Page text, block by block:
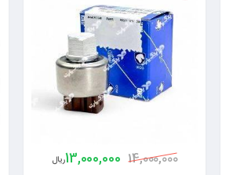
14,000,000
13,000,000ریال